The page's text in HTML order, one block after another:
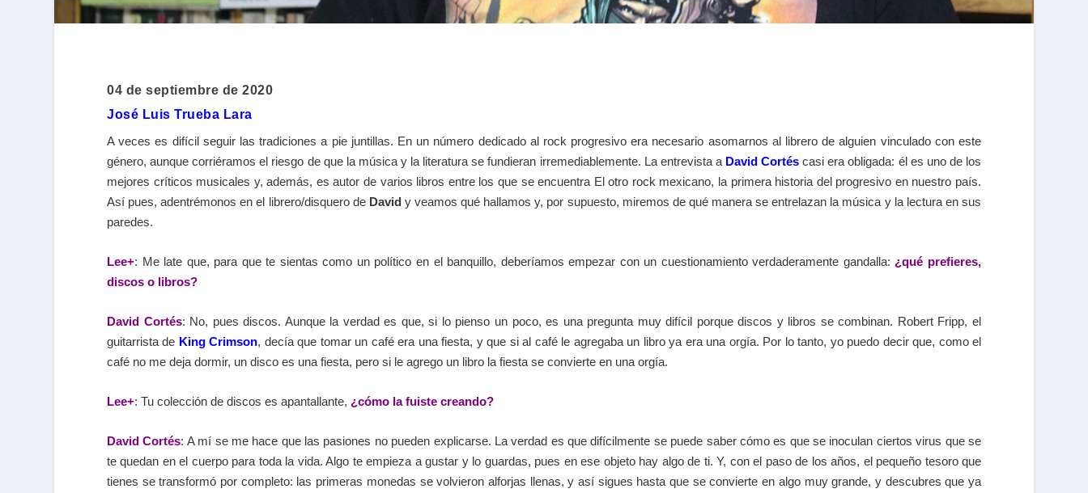
04 de septiembre de 2020
José Luis Trueba Lara
A veces es difícil seguir las tradiciones a pie juntillas. En un número dedicado al rock progresivo era necesario asomarnos al librero de alguien vinculado con este
género, aunque corriéramos el riesgo de que la música y la literatura se fundieran irremediablemente. La entrevista a David Cortés casi era obligada: él es uno de los
mejores críticos musicales y, además, es autor de varios libros entre los que se encuentra El otro rock mexicano, la primera historia del progresivo en nuestro país.
Así pues, adentrémonos en el librero/disquero de David y veamos qué hallamos y, por supuesto, miremos de qué manera se entrelazan la música y la lectura en sus
paredes.
Lee+: Me late que, para que te sientas como un político en el banquillo, deberíamos empezar con un cuestionamiento verdaderamente gandalla: ¿qué prefieres,
discos o libros?
David Cortés: No, pues discos. Aunque la verdad es que, si lo pienso un poco, es una pregunta muy difícil porque discos y libros se combinan. Robert Fripp, el
guitarrista de King Crimson, decía que tomar un café era una fiesta, y que si al café le agregaba un libro ya era una orgía. Por lo tanto, yo puedo decir que, como el
café no me deja dormir, un disco es una fiesta, pero si le agrego un libro la fiesta se convierte en una orgía.
Lee+: Tu colección de discos es apantallante, ¿cómo la fuiste creando?
David Cortés: A mí se me hace que las pasiones no pueden explicarse. La verdad es que difícilmente se puede saber cómo es que se inoculan ciertos virus que se
te quedan en el cuerpo para toda la vida. Algo te empieza a gustar y lo guardas, pues en ese objeto hay algo de ti. Y, con el paso de los años, el pequeño tesoro que
tienes se transformó por completo: las primeras monedas se volvieron alforjas llenas, y así sigues hasta que se convierte en algo muy grande, y descubres que ya